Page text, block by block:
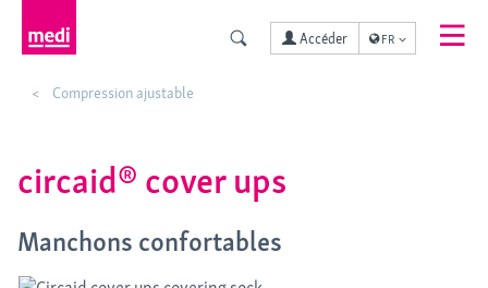
Accéder FR
Compression ajustable
circaid® cover ups
Manchons confortables